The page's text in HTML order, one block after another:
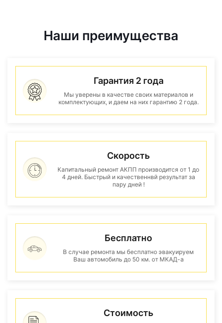
Наши преимущества
Гарантия 2 года
Мы уверены в качестве своих материалов и
комплектующих, и даем на них гарантию 2 года.
Скорость
Капитальный ремонт АКПП производится от 1 до
4 дней. Быстрый и качественнвй результат за
пару дней !
Бесплатно
В случае ремонта мы бесплатно эвакуируем
Ваш автомобиль до 50 км. от МКАД-а
Стоимость